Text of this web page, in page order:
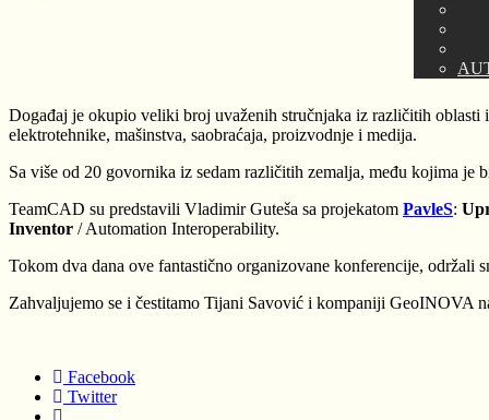
Događaj je okupio veliki broj uvaženih stručnjaka iz različitih oblasti
elektrotehnike, mašinstva, saobraćaja, proizvodnje i medija.
Sa više od 20 govornika iz sedam različitih zemalja, među kojima je
TeamCAD su predstavili Vladimir Guteša sa projekatom PavleS:
Inventor / Automation Interoperability.
Tokom dva dana ove fantastično organizovane konferencije, održali
Zahvaljujemo se i čestitamo Tijani Savović i kompaniji GeoINOVA
Facebook
Twitter